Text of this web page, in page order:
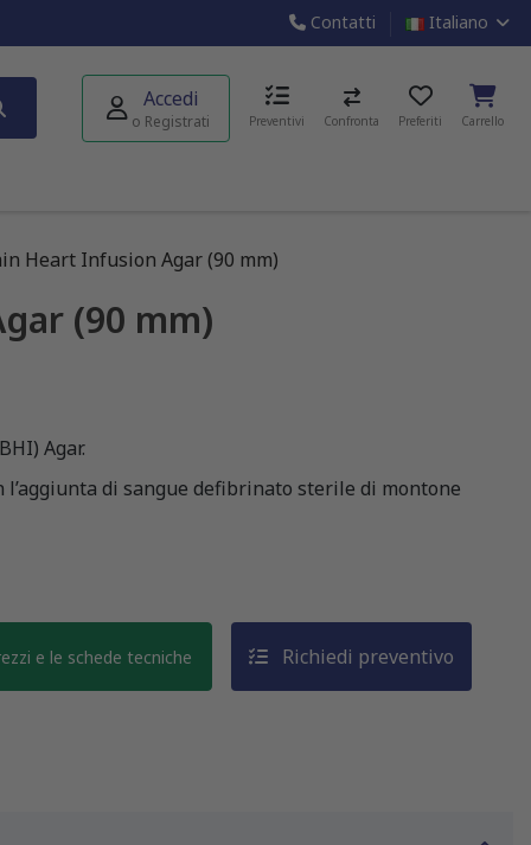
Contatti Italiano
Accedi
o Registrati Preventivi Confronta Preferiti Carrello
Heart Infusion Agar (90 mm)
(90 mm)
Agar.
di sangue defibrinato sterile di montone
e le schede tecniche Richiedi preventivo